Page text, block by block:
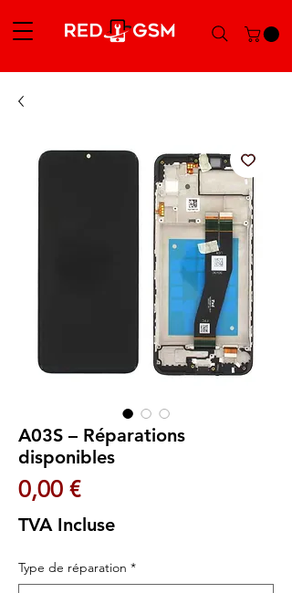
A03S – Réparations
disponibles
0,00 €Prix
TVA Incluse
Type de réparation *